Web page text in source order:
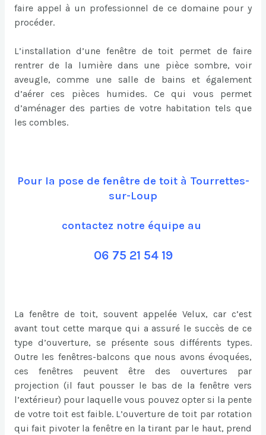
faire appel à un professionnel de ce domaine pour y
procéder.
L’installation d’une fenêtre de toit permet de faire
rentrer de la lumière dans une pièce sombre, voir
aveugle, comme une salle de bains et également
d’aérer ces pièces humides. Ce qui vous permet
d’aménager des parties de votre habitation tels que
les combles.
Pour la pose de fenêtre de toit à Tourrettes-
sur-Loup
contactez notre équipe au
06 75 21 54 19
La fenêtre de toit, souvent appelée Velux, car c’est
avant tout cette marque qui a assuré le succès de ce
type d’ouverture, se présente sous différents types.
Outre les fenêtres-balcons que nous avons évoquées,
ces fenêtres peuvent être des ouvertures par
projection (il faut pousser le bas de la fenêtre vers
l’extérieur) pour laquelle vous pouvez opter si la pente
de votre toit est faible. L’ouverture de toit par rotation
qui fait pivoter la fenêtre en la tirant par le haut, prend